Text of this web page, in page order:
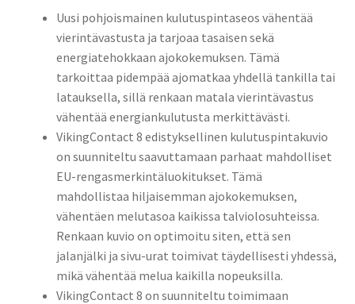
Uusi pohjoismainen kulutuspintaseos vähentää
vierintävastusta ja tarjoaa tasaisen sekä
energiatehokkaan ajokokemuksen. Tämä
tarkoittaa pidempää ajomatkaa yhdellä tankilla tai
latauksella, sillä renkaan matala vierintävastus
vähentää energiankulutusta merkittävästi.
VikingContact 8 edistyksellinen kulutuspintakuvio
on suunniteltu saavuttamaan parhaat mahdolliset
EU-rengasmerkintäluokitukset. Tämä
mahdollistaa hiljaisemman ajokokemuksen,
vähentäen melutasoa kaikissa talviolosuhteissa.
Renkaan kuvio on optimoitu siten, että sen
jalanjälki ja sivu-urat toimivat täydellisesti yhdessä,
mikä vähentää melua kaikilla nopeuksilla.
VikingContact 8 on suunniteltu toimimaan